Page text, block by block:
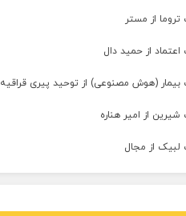
تروما از مستر
اعتماد از حمید دال
بیمار (هوش مصنوعی) از توحید پیری قراقیه
شیرین از امیر هناره
لبیک از مجال